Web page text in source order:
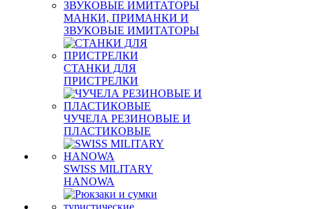
МАНКИ, ПРИМАНКИ И
ЗВУКОВЫЕ ИМИТАТОРЫ
СТАНКИ ДЛЯ
ПРИСТРЕЛКИ
ЧУЧЕЛА РЕЗИНОВЫЕ И
ПЛАСТИКОВЫЕ
SWISS MILITARY
HANOWA